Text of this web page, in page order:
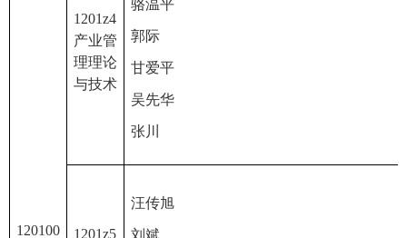
120100
1201z4
产业管
理理论
与技术
骆温平
郭际
甘爱平
吴先华
张川
1201z5
汪传旭
刘斌